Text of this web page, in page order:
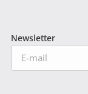
Newsletter